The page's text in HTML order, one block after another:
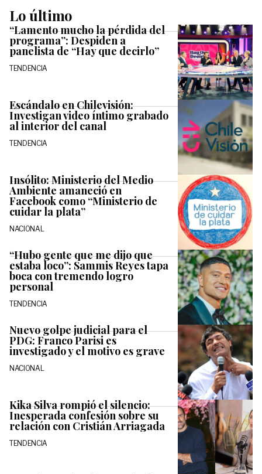
Lo último
“Lamento mucho la pérdida del
programa”: Despiden a
panelista de “Hay que decirlo”
TENDENCIA
Escándalo en Chilevisión:
Investigan video íntimo grabado
al interior del canal
TENDENCIA
Insólito: Ministerio del Medio
Ambiente amaneció en
Facebook como “Ministerio de
cuidar la plata”
NACIONAL
“Hubo gente que me dijo que
estaba loco”: Sammis Reyes tapa
boca con tremendo logro
personal
TENDENCIA
Nuevo golpe judicial para el
PDG: Franco Parisi es
investigado y el motivo es grave
NACIONAL
Kika Silva rompió el silencio:
Inesperada confesión sobre su
relación con Cristián Arriagada
TENDENCIA